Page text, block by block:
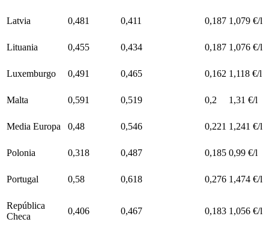
Latvia 0,481 0,411 0,187 1,079 €/l
Lituania 0,455 0,434 0,187 1,076 €/l
Luxemburgo 0,491 0,465 0,162 1,118 €/l
Malta 0,591 0,519 0,2 1,31 €/l
Media Europa 0,48 0,546 0,221 1,241 €/l
Polonia 0,318 0,487 0,185 0,99 €/l
Portugal 0,58 0,618 0,276 1,474 €/l
República
Checa
0,406 0,467 0,183 1,056 €/l